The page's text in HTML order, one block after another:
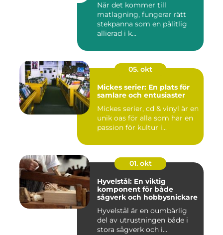
När det kommer till
matlagning, fungerar rätt
stekpanna som en pålitlig
allierad i k...
05. okt
Mickes serier: En plats för
samlare och entusiaster
Mickes serier, cd & vinyl är en
unik oas för alla som har en
passion för kultur i...
01. okt
Hyvelstål: En viktig
komponent för både
sågverk och hobbysnickare
Hyvelstål är en oumbärlig
del av utrustningen både i
stora sågverk och i...